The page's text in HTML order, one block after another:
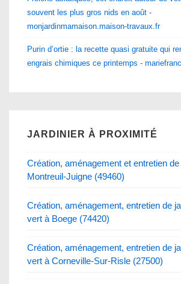
souvent les plus gros nids en août -
monjardinmamaison.maison-travaux.fr
Purin d’ortie : la recette quasi gratuite qui
engrais chimiques ce printemps -
JARDINIER À PROXIMITÉ
Création, aménagement et entretien
Montreuil-Juigne (49460)
Création, aménagement, entretien de
vert à Boege (74420)
Création, aménagement, entretien de
vert à Corneville-Sur-Risle (27500)